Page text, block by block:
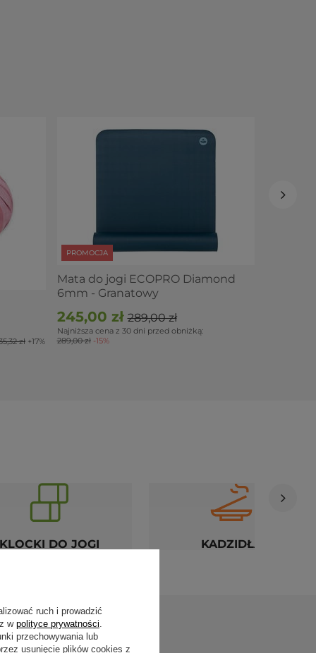
zł +17%
PROMOCJA
Mata do jogi ECOPRO Diamond
6mm - Granatowy
245,00 zł 289,00 zł
Najniższa cena z 30 dni przed obniżką:
289,00 zł -15%
Cena
KLOCKI DO JOGI KADZIDŁA
ruch i prowadzić
w polityce prywatności.
przechowywania lub
usunięcie plików cookies z